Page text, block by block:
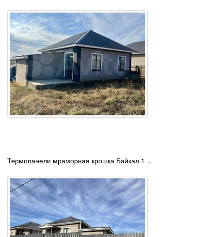
Термопанели мраморная крошка Байкал 1…